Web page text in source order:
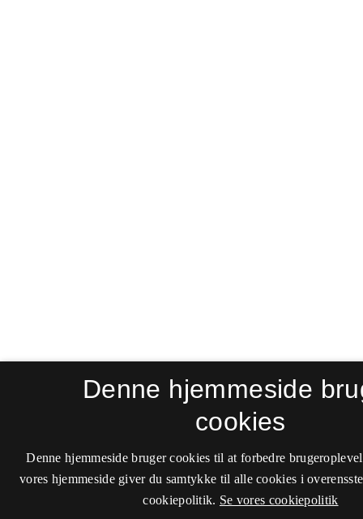
Denne hjemmeside
cookies
Denne hjemmeside bruger cookies til at forbedre
vores hjemmeside giver du samtykke til alle cookies i
cookiepolitik. Se vores cookiepolitik